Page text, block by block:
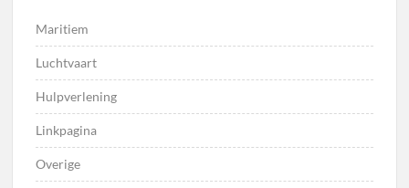
Maritiem
Luchtvaart
Hulpverlening
Linkpagina
Overige